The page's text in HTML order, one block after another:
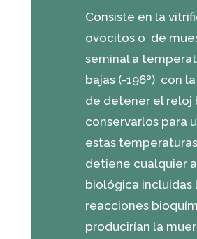
Consiste en la
ovocitos o de
seminal a
bajas (-196º) con
de detener el reloj
conservarlos para
estas
detiene cualquier
biológica incluidas
reacciones
producirían la